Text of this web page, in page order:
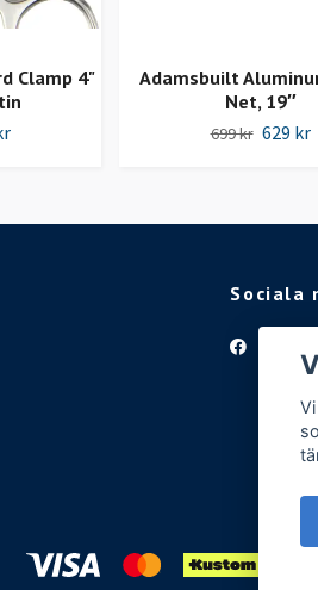
Clamp 4"
Adamsbuilt
Net, 19″
699 kr 629 kr
Sociala